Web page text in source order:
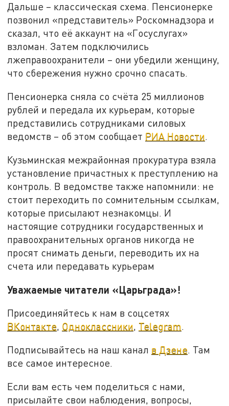
Дальше – классическая схема. Пенсионерке
позвонил «представитель» Роскомнадзора и
сказал, что её аккаунт на «Госуслугах»
взломан. Затем подключились
лжеправоохранители – они убедили женщину,
что сбережения нужно срочно спасать.
Пенсионерка сняла со счёта 25 миллионов
рублей и передала их курьерам, которые
представились сотрудниками силовых
ведомств – об этом сообщает РИА Новости.
Кузьминская межрайонная прокуратура взяла
установление причастных к преступлению на
контроль. В ведомстве также напомнили: не
стоит переходить по сомнительным ссылкам,
которые присылают незнакомцы. И
настоящие сотрудники государственных и
правоохранительных органов никогда не
просят снимать деньги, переводить их на
счета или передавать курьерам
Уважаемые читатели «Царьграда»!
Присоединяйтесь к нам в соцсетях
ВКонтакте, Одноклассники, Telegram.
Подписывайтесь на наш канал в Дзене. Там
все самое интересное.
Если вам есть чем поделиться с нами,
присылайте свои наблюдения, вопросы,